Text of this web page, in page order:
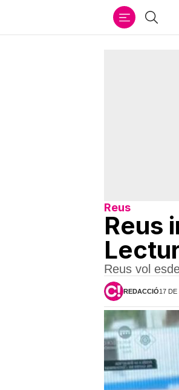
Cercar
Reus
Reus
Reus vol
REDACCIÓ17 DE